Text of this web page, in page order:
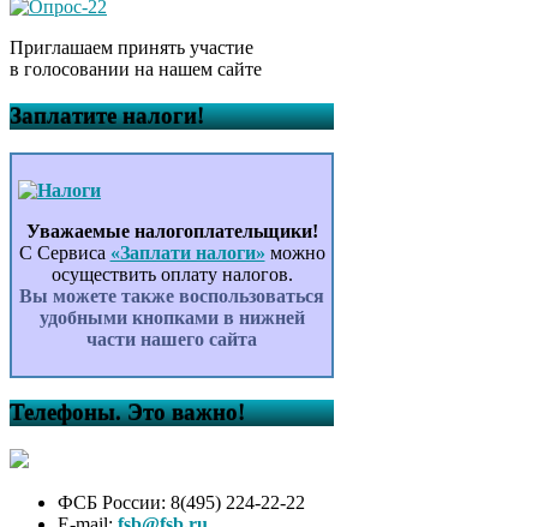
Приглашаем принять участие
в голосовании на нашем сайте
Заплатите налоги!
Уважаемые налогоплательщики!
С Сервиса «Заплати налоги» можно
осуществить оплату налогов.
Вы можете также воспользоваться
удобными кнопками в нижней
части нашего сайта
Телефоны. Это важно!
ФСБ России: 8(495) 224-22-22